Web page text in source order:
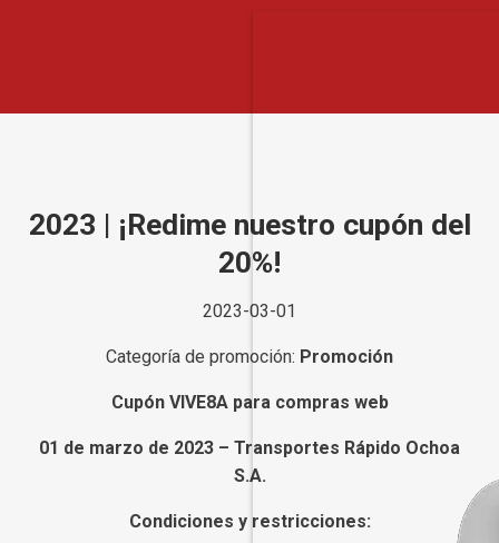
2023 | ¡Redime nuestro cupón del
20%!
2023-03-01
Categoría de promoción: Promoción
Cupón VIVE8A para compras web
01 de marzo de 2023 – Transportes Rápido Ochoa
S.A.
Condiciones y restricciones: